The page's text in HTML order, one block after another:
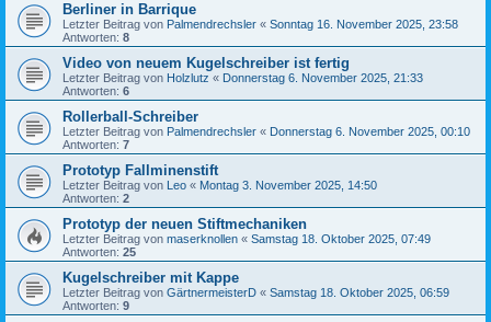
Berliner in Barrique
Letzter Beitrag von Palmendrechsler « Sonntag 16. November 2025, 23:58
Antworten: 8
Video von neuem Kugelschreiber ist fertig
Letzter Beitrag von Holzlutz « Donnerstag 6. November 2025, 21:33
Antworten: 6
Rollerball-Schreiber
Letzter Beitrag von Palmendrechsler « Donnerstag 6. November 2025, 00:10
Antworten: 7
Prototyp Fallminenstift
Letzter Beitrag von Leo « Montag 3. November 2025, 14:50
Antworten: 2
Prototyp der neuen Stiftmechaniken
Letzter Beitrag von maserknollen « Samstag 18. Oktober 2025, 07:49
Antworten: 25
Kugelschreiber mit Kappe
Letzter Beitrag von GärtnermeisterD « Samstag 18. Oktober 2025, 06:59
Antworten: 9